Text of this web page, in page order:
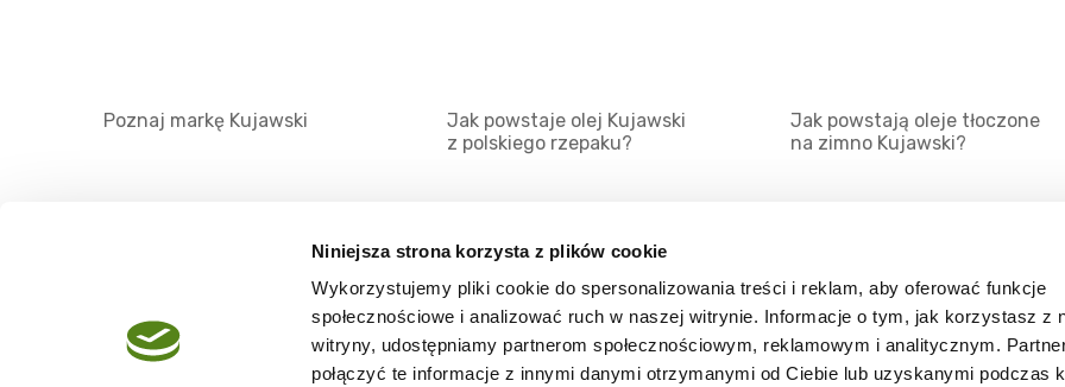
Niniejsza strona korzysta z plików cookie
Wykorzystujemy pliki cookie do spersonalizowania treści i reklam, aby oferować funkcje
społecznościowe i analizować ruch w naszej witrynie. Informacje o tym, jak korzystasz z
witryny, udostępniamy partnerom społecznościowym, reklamowym i analitycznym.
połączyć te informacje z innymi danymi otrzymanymi od Ciebie lub uzyskanymi podczas
Poznaj markę Kujawski
Jak powstaje olej Kujawski
z polskiego rzepaku?
Jak powstają oleje tłoczone
na zimno Kujawski?
Regulamin
Mapa serwisu
Kanały RSS